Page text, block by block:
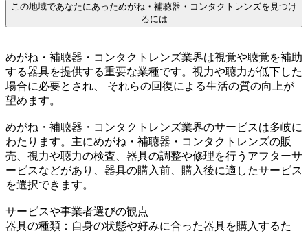
この地域であなたにあっためがね・補聴器・コンタクトレンズを見つけ
るには
めがね・補聴器・コンタクトレンズ業界は視覚や聴覚を補助
する器具を提供する重要な業種です。視力や聴力が低下した
場合に必要とされ、 それらの回復による生活の質の向上が
望めます。
めがね・補聴器・コンタクトレンズ業界のサービスは多岐に
わたります。主にめがね・補聴器・コンタクトレンズの販
売、視力や聴力の検査、器具の調整や修理を行うアフターサ
ービスなどがあり、器具の購入前、購入後に適したサービス
を選択できます。
サービスや事業者選びの観点
器具の種類：自身の状態や好みに合った器具を購入するた